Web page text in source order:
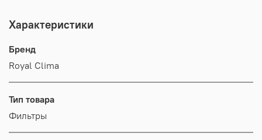
Характеристики
Бренд
Royal Clima
Тип товара
Фильтры